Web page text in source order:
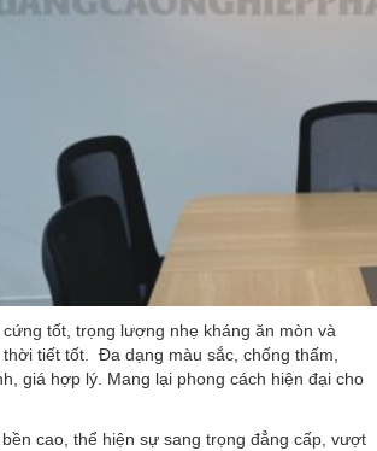
tốt, trọng lượng nhẹ kháng ăn mòn và
tiết tốt. Đa dạng màu sắc, chống thấm,
giá hợp lý. Mang lại phong cách hiện đại cho
cao, thể hiện sự sang trọng đẳng cấp, vượt